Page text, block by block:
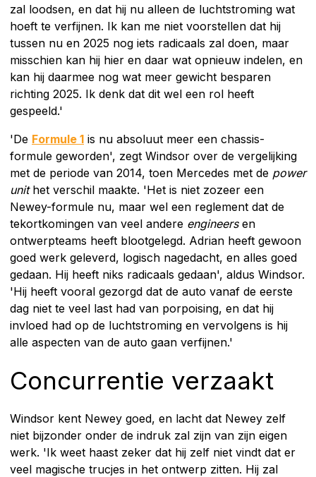
zal loodsen, en dat hij nu alleen de luchtstroming wat
hoeft te verfijnen. Ik kan me niet voorstellen dat hij
tussen nu en 2025 nog iets radicaals zal doen, maar
misschien kan hij hier en daar wat opnieuw indelen, en
kan hij daarmee nog wat meer gewicht besparen
richting 2025. Ik denk dat dit wel een rol heeft
gespeeld.'
'De Formule 1 is nu absoluut meer een chassis-
formule geworden', zegt Windsor over de vergelijking
met de periode van 2014, toen Mercedes met de power
unithet verschil maakte. 'Het is niet zozeer een
Newey-formule nu, maar wel een reglement dat de
tekortkomingen van veel andere engineersen
ontwerpteams heeft blootgelegd. Adrian heeft gewoon
goed werk geleverd, logisch nagedacht, en alles goed
gedaan. Hij heeft niks radicaals gedaan', aldus Windsor.
'Hij heeft vooral gezorgd dat de auto vanaf de eerste
dag niet te veel last had van porpoising, en dat hij
invloed had op de luchtstroming en vervolgens is hij
alle aspecten van de auto gaan verfijnen.'
Concurrentie verzaakt
Windsor kent Newey goed, en lacht dat Newey zelf
niet bijzonder onder de indruk zal zijn van zijn eigen
werk. 'Ik weet haast zeker dat hij zelf niet vindt dat er
veel magische trucjes in het ontwerp zitten. Hij zal